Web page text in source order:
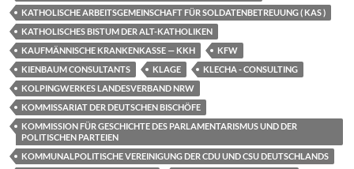
KATHOLISCHE ARBEITSGEMEINSCHAFT FÜR SOLDATENBETREUUNG ( KAS )
KATHOLISCHES BISTUM DER ALT-KATHOLIKEN
KAUFMÄNNISCHE KRANKENKASSE — KKH
KFW
KIENBAUM CONSULTANTS
KLAGE
KLECHA - CONSULTING
KOLPINGWERKES LANDESVERBAND NRW
KOMMISSARIAT DER DEUTSCHEN BISCHÖFE
KOMMISSION FÜR GESCHICHTE DES PARLAMENTARISMUS UND DER
POLITISCHEN PARTEIEN
KOMMUNALPOLITISCHE VEREINIGUNG DER CDU UND CSU DEUTSCHLANDS